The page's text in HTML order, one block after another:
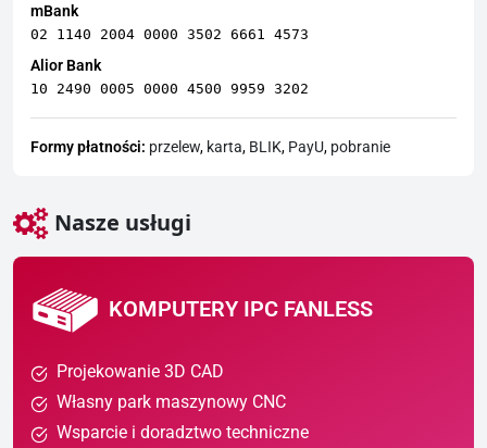
mBank
02 1140 2004 0000 3502 6661 4573
Alior Bank
10 2490 0005 0000 4500 9959 3202
Formy płatności: przelew, karta, BLIK, PayU, pobranie
Nasze usługi
KOMPUTERY IPC FANLESS
Projekowanie 3D CAD
Własny park maszynowy CNC
Wsparcie i doradztwo techniczne